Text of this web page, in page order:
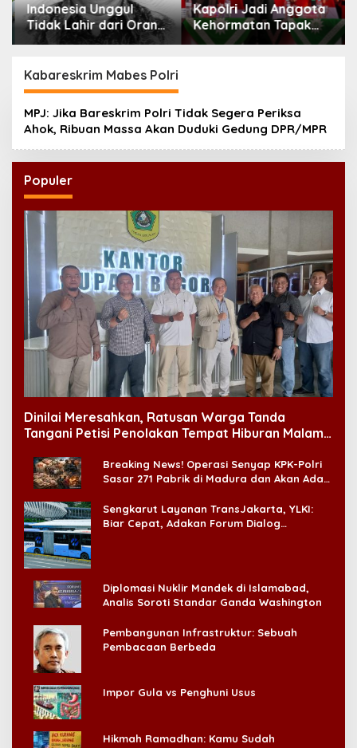
Indonesia Unggul
Tidak Lahir dari Orang
Pintar Saja
Kapolri Jadi Anggota
Kehormatan Tapak
Suci, Ini Pesannya
Kabareskrim Mabes Polri
MPJ: Jika Bareskrim Polri Tidak Segera Periksa
Ahok, Ribuan Massa Akan Duduki Gedung DPR/MPR
Populer
Dinilai Meresahkan, Ratusan Warga Tanda
Tangani Petisi Penolakan Tempat Hiburan Malam
Breaking News! Operasi Senyap KPK-Polri
Sasar 271 Pabrik di Madura dan Akan Ada
Sengkarut Layanan TransJakarta, YLKI:
Biar Cepat, Adakan Forum Dialog
Diplomasi Nuklir Mandek di Islamabad,
Analis Soroti Standar Ganda Washington
Pembangunan Infrastruktur: Sebuah
Pembacaan Berbeda
Impor Gula vs Penghuni Usus
Hikmah Ramadhan: Kamu Sudah